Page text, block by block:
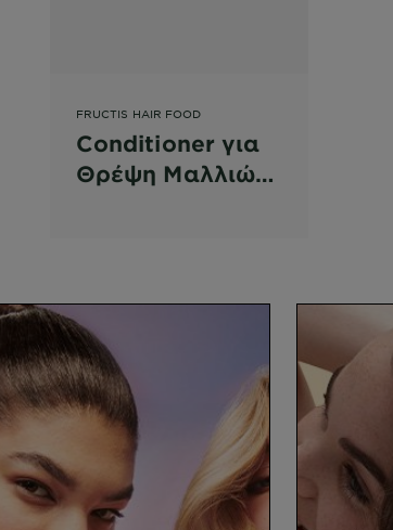
FRUCTIS HAIR FOOD
Conditioner για
Θρέψη Μαλλιών